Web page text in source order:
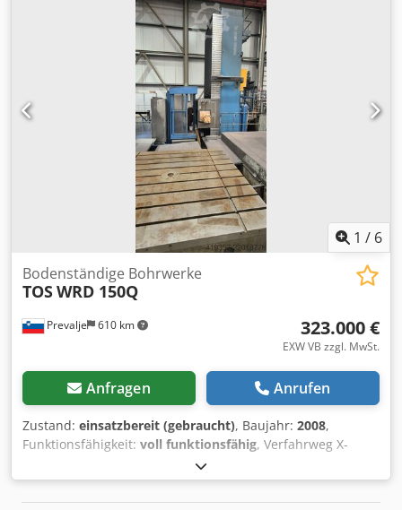
erhaltener UPA 4 mit ISO 50 Aufnahme *
1 / 6
Prevalje 610 km
Bodenständige Bohrwerke
TOSWRD 150Q
323.000 €
EXW VB zzgl. MwSt.
Anfragen Anrufen
Zustand: einsatzbereit (gebraucht), Baujahr: 2008,
Funktionsfähigkeit: voll funktionsfähig, Verfahrweg X-
, Verfahrweg Y-Achse:
Spindeldurchmesser:150 mm, Direktverkauf ab
Produktion. Unter Strom und sofort einsatzbereit. Die